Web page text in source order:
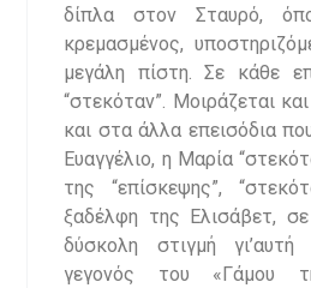
δίπλα στον Σταυρό,
κρεμασμένος,
μεγάλη πίστη. Σε κάθε
“στεκόταν”. Μοιράζεται
και στα άλλα επεισόδια
Ευαγγέλιο, η Μαρία
της “επίσκεψης”,
ξαδέλφη της Ελισάβετ, σε
δύσκολη στιγμή
γεγονός του «Γάμου